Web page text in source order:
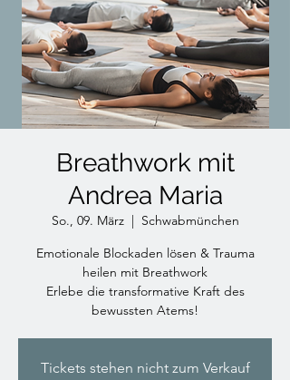
Breathwork mit
Andrea Maria
So., 09. März
  |
Schwabmünchen
Emotionale Blockaden lösen & Trauma
heilen mit Breathwork
Erlebe die transformative Kraft des
bewussten Atems!
Tickets stehen nicht zum Verkauf